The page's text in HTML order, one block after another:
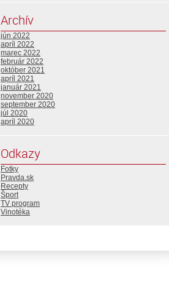
Archív
jún 2022
apríl 2022
marec 2022
február 2022
október 2021
apríl 2021
január 2021
november 2020
september 2020
júl 2020
apríl 2020
Odkazy
Fotky
Pravda.sk
Recepty
Šport
TV program
Vinotéka